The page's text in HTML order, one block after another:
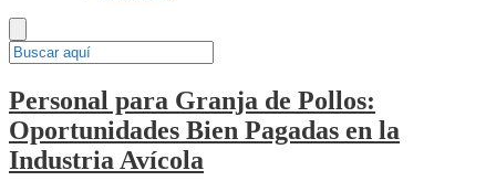
Personal para Granja de Pollos:
Oportunidades Bien Pagadas en la
Industria Avícola